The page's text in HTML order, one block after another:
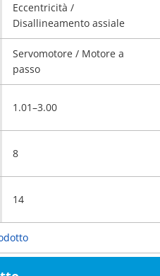
Eccentricità /
Disallineamento assiale
Servomotore / Motore a
passo
1.01–3.00
8
14